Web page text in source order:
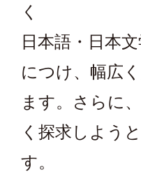
く
日本語・日本
につけ、幅広
ます。さらに
く探求しよう
す。